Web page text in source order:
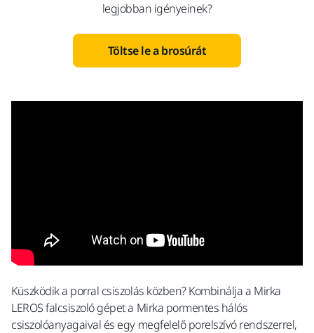
legjobban igényeinek?
Töltse le a brosúrát
Küszködik a porral csiszolás közben? Kombinálja a Mirka
LEROS falcsiszoló gépet a Mirka pormentes hálós
csiszolóanyagaival és egy megfelelő porelszívó rendszerrel,